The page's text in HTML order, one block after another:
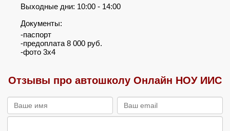
Выходные дни: 10:00 - 14:00
Документы:
-паспорт
-предоплата 8 000 руб.
-фото 3х4
Отзывы про автошколу Онлайн НОУ ИИС